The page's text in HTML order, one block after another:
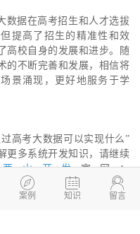
数据在高考招生和人才选拔
提高了招生的精准性和效
高校自身的发展和进步。随
的不断完善和发展，相信将
景涌现，更好地服务于学
高考大数据可以实现什么”
更多系统开发知识，请继续
两山开发官网：
。
案例

知识

留言